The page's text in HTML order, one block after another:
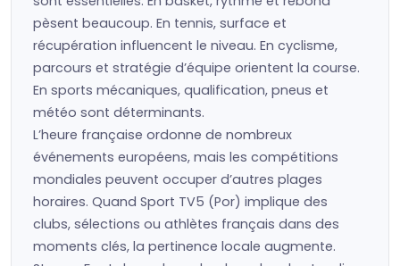
pèsent beaucoup. En tennis, surface et
récupération influencent le niveau. En cyclisme,
parcours et stratégie d’équipe orientent la course.
En sports mécaniques, qualification, pneus et
météo sont déterminants.
L’heure française ordonne de nombreux
événements européens, mais les compétitions
mondiales peuvent occuper d’autres plages
horaires. Quand Sport TV5 (Por) implique des
clubs, sélections ou athlètes français dans des
moments clés, la pertinence locale augmente.